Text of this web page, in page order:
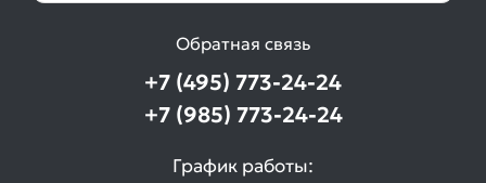
Обратная связь
+7 (495) 773-24-24
+7 (985) 773-24-24
График работы: